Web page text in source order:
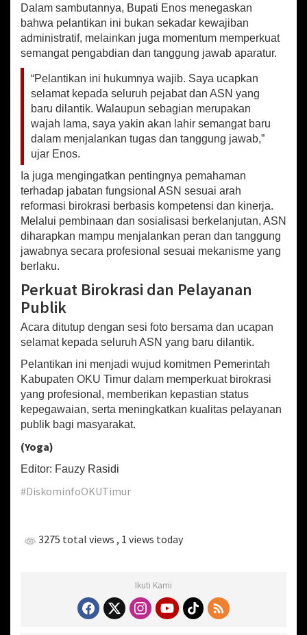
e
f
r
m
a
s
i
B
i
r
r
a
s
Dalam sambutannya, Bupati Enos menegaskan
bahwa pelantikan ini bukan sekadar kewajiban
administratif, melainkan juga momentum memperkuat
semangat pengabdian dan tanggung jawab aparatur.
“Pelantikan ini hukumnya wajib. Saya ucapkan
selamat kepada seluruh pejabat dan ASN yang
baru dilantik. Walaupun sebagian merupakan
wajah lama, saya yakin akan lahir semangat baru
dalam menjalankan tugas dan tanggung jawab,”
ujar Enos.
Ia juga mengingatkan pentingnya pemahaman
terhadap jabatan fungsional ASN sesuai arah
reformasi birokrasi berbasis kompetensi dan kinerja.
Melalui pembinaan dan sosialisasi berkelanjutan, ASN
diharapkan mampu menjalankan peran dan tanggung
jawabnya secara profesional sesuai mekanisme yang
berlaku.
Perkuat Birokrasi dan Pelayanan
Publik
Acara ditutup dengan sesi foto bersama dan ucapan
selamat kepada seluruh ASN yang baru dilantik.
Pelantikan ini menjadi wujud komitmen Pemerintah
Kabupaten OKU Timur dalam memperkuat birokrasi
yang profesional, memberikan kepastian status
kepegawaian, serta meningkatkan kualitas pelayanan
publik bagi masyarakat.
(Yoga)
Editor: Fauzy Rasidi
#DiskominfoOKUTimur
3275 total views , 1 views today
Ikuti Kami